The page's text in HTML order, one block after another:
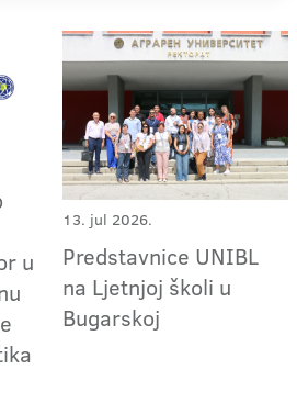
u
13. jul 2026.
Predstavnice UNIBL
na Ljetnjoj školi u
Bugarskoj